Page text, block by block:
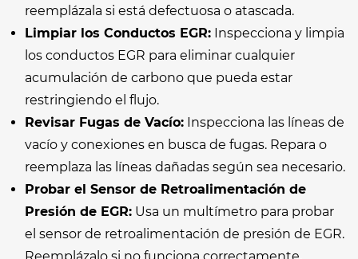
reemplázala si está defectuosa o atascada.
Limpiar los Conductos EGR: Inspecciona y limpia
los conductos EGR para eliminar cualquier
acumulación de carbono que pueda estar
restringiendo el flujo.
Revisar Fugas de Vacío: Inspecciona las líneas de
vacío y conexiones en busca de fugas. Repara o
reemplaza las líneas dañadas según sea necesario.
Probar el Sensor de Retroalimentación de
Presión de EGR: Usa un multímetro para probar
el sensor de retroalimentación de presión de EGR.